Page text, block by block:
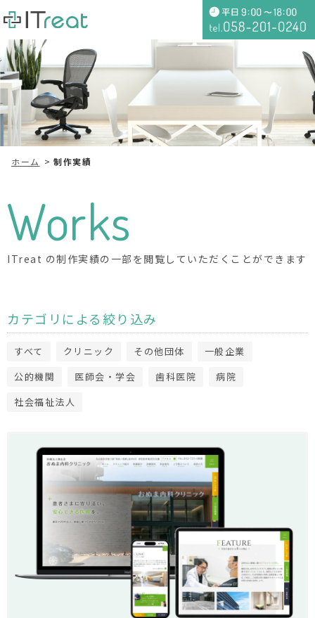
ホーム 制作実績
Works
ITreat の制作実績の一部を閲覧していただくことができます
カテゴリによる絞り込み
すべて クリニック その他団体
一般企業
公的機関
医師会・学会 歯科医院
病院
社会福祉法人